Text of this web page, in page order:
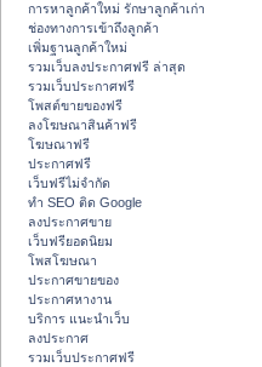
การหาลูกค้าใหม่ รักษาลูกค้าเก่า
ช่องทางการเข้าถึงลูกค้า
เพิ่มฐานลูกค้าใหม่
รวมเว็บลงประกาศฟรี ล่าสุด
รวมเว็บประกาศฟรี
โพสต์ขายของฟรี
ลงโฆษณาสินค้าฟรี
โฆษณาฟรี
ประกาศฟรี
เว็บฟรีไม่จำกัด
ทำ SEO ติด Google
ลงประกาศขาย
เว็บฟรียอดนิยม
โพสโฆษณา
ประกาศขายของ
ประกาศหางาน
บริการ แนะนำเว็บ
ลงประกาศ
รวมเว็บประกาศฟรี